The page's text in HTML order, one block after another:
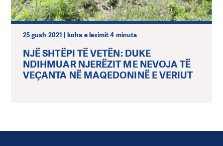
25 gush 2021 | koha e leximit 4 minuta
NJË SHTËPI TË VETËN: DUKE
NDIHMUAR NJERËZIT ME NEVOJA TË
VEÇANTA NË MAQEDONINË E VERIUT